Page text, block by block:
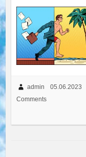
admin 05.06.2023
Comments